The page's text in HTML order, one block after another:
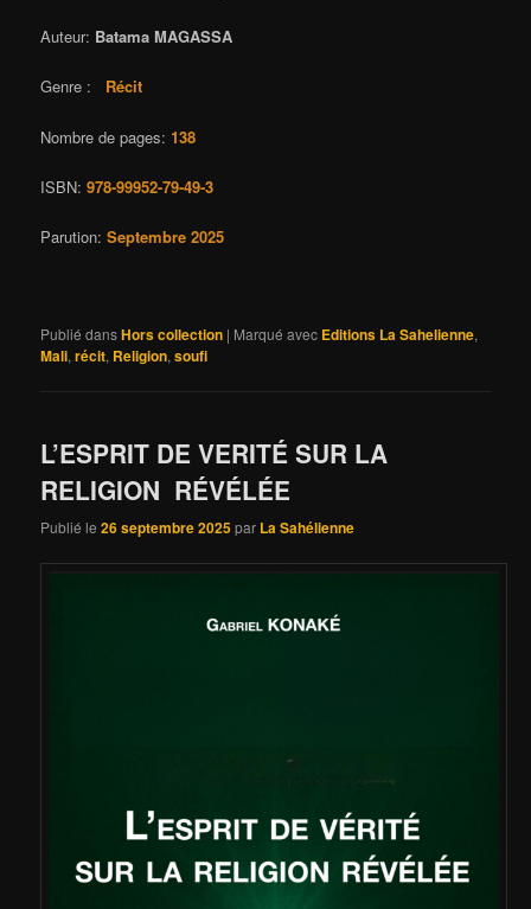
Auteur: Batama MAGASSA
Genre : Récit
Nombre de pages:138
ISBN:978-99952-79-49-3
Parution: Septembre 2025
Publié dansHors collection | Marqué avec Editions La Sahelienne,
Mali,récit, Religion,soufi
L’ESPRIT DE VERITÉ SUR LA
RELIGION RÉVÉLÉE
Publié le26 septembre 2025par La Sahélienne